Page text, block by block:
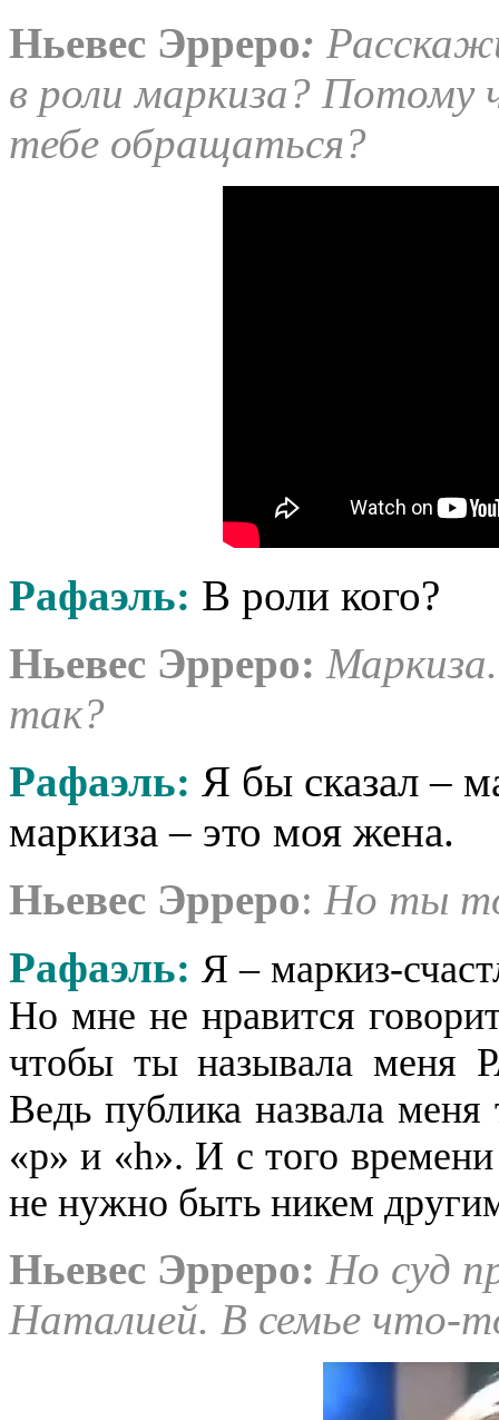
Ньевес Эрреро:
в роли маркиза?
тебе обращаться?
Рафаэль: В роли кого?
Ньевес Эрреро:
так?
Рафаэль: Я бы сказал –
маркиза – это моя жена.
Ньевес Эрреро: Но ты
Рафаэль: Я – маркиз-
Но мне не нравится
чтобы ты называла меня
Ведь публика назвала меня
«p» и «h». И с того
не нужно быть никем
Ньевес Эрреро: Но суд
Наталией. В семье что-